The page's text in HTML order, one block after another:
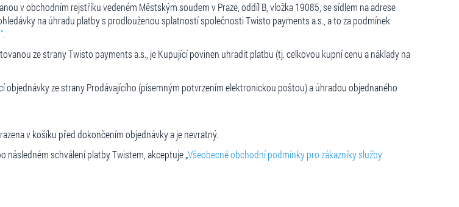
v obchodním rejstříku vedeném Městským soudem v Praze, oddíl B, vložka 19085, se sídlem na adrese
na úhradu platby s prodlouženou splatností společnosti Twisto payments a.s., a to za podmínek
ze strany Twisto payments a.s., je Kupující povinen uhradit platbu (tj. celkovou kupní cenu a náklady na
ze strany Prodávajícího (písemným potvrzením elektronickou poštou) a úhradou objednaného
v košíku před dokončením objednávky a je nevratný.
následném schválení platby Twistem, akceptuje „Všeobecné obchodní podmínky pro zákazníky služby